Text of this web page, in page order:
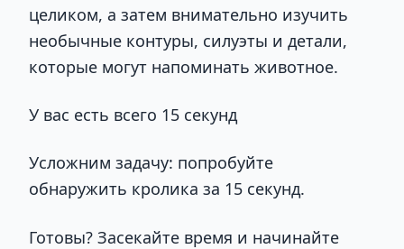
целиком, а затем внимательно изучить
необычные контуры, силуэты и детали,
которые могут напоминать животное.
У вас есть всего 15 секунд
Усложним задачу: попробуйте
обнаружить кролика за 15 секунд.
Готовы? Засекайте время и начинайте